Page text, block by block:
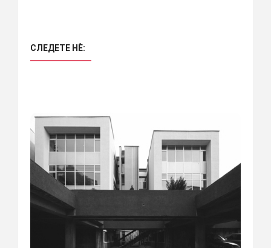
СЛЕДЕТЕ НÈ: